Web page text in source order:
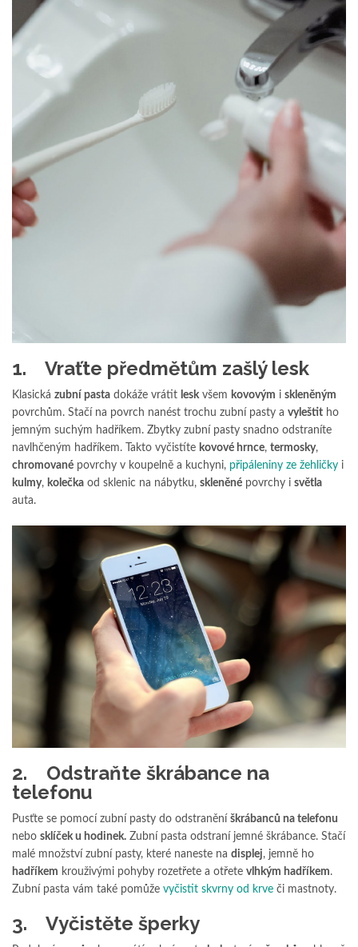
1. Vraťte předmětům zašlý lesk
Klasická zubní pasta dokáže vrátit leskvšem kovovým i skleněným
povrchům. Stačí na povrch nanést trochu zubní pasty a vyleštit ho
jemným suchým hadříkem. Zbytky zubní pasty snadno odstraníte
navlhčeným hadříkem. Takto vyčistíte kovové hrnce, termosky,
chromované povrchy v koupelně a kuchyni, připáleniny ze žehličky i
kulmy, kolečka od sklenic na nábytku, skleněné povrchy i světla
auta.
2. Odstraňte škrábance na
telefonu
Pusťte se pomocí zubní pasty do odstranění škrábanců na telefonu
nebo sklíček u hodinek. Zubní pasta odstraní jemné škrábance. Stačí
malé množství zubní pasty, které naneste na displej, jemně ho
hadříkem krouživými pohyby rozetřete a otřete vlhkým hadříkem.
Zubní pasta vám také pomůže vyčistit skvrny od krve či mastnoty.
3. Vyčistěte šperky